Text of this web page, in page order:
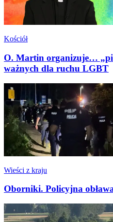
Kościół
O. Martin organizuje…
ważnych dla ruchu LGBT
Wieści z kraju
Oborniki. Policyjna